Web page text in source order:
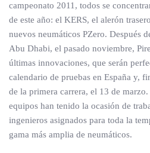
campeonato 2011, todos se
de este año: el KERS, el alerón
nuevos neumáticos PZero. Después
Abu Dhabi, el pasado noviembre,
últimas innovaciones, que serán
calendario de pruebas en España y,
de la primera carrera, el 13 de
equipos han tenido la ocasión de
ingenieros asignados para toda la
gama más amplia de neumáticos.